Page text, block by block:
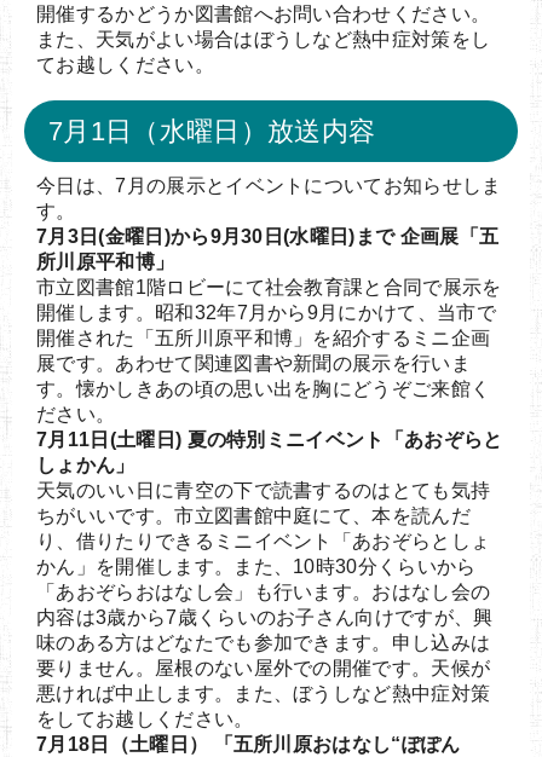
開催するかどうか図書館へお問い合わせください。
また、天気がよい場合はぼうしなど熱中症対策をし
てお越しください。
7月1日（水曜日）放送内容
今日は、7月の展示とイベントについてお知らせしま
す。
7月3日(金曜日)から9月30日(水曜日)まで 企画展「五
所川原平和博」
市立図書館1階ロビーにて社会教育課と合同で展示を
開催します。昭和32年7月から9月にかけて、当市で
開催された「五所川原平和博」を紹介するミニ企画
展です。あわせて関連図書や新聞の展示を行いま
す。懐かしきあの頃の思い出を胸にどうぞご来館く
ださい。
7月11日(土曜日) 夏の特別ミニイベント「あおぞらと
しょかん」
天気のいい日に青空の下で読書するのはとても気持
ちがいいです。市立図書館中庭にて、本を読んだ
り、借りたりできるミニイベント「あおぞらとしょ
かん」を開催します。また、10時30分くらいから
「あおぞらおはなし会」も行います。おはなし会の
内容は3歳から7歳くらいのお子さん向けですが、興
味のある方はどなたでも参加できます。申し込みは
要りません。屋根のない屋外での開催です。天候が
悪ければ中止します。また、ぼうしなど熱中症対策
をしてお越しください。
7月18日（土曜日） 「五所川原おはなし“ぽぽん